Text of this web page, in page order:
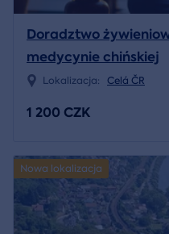
Doradztwo
medycynie chińskiej
Lokalizacja: Celá ČR
1 200 CZK
Nowa lokalizacja